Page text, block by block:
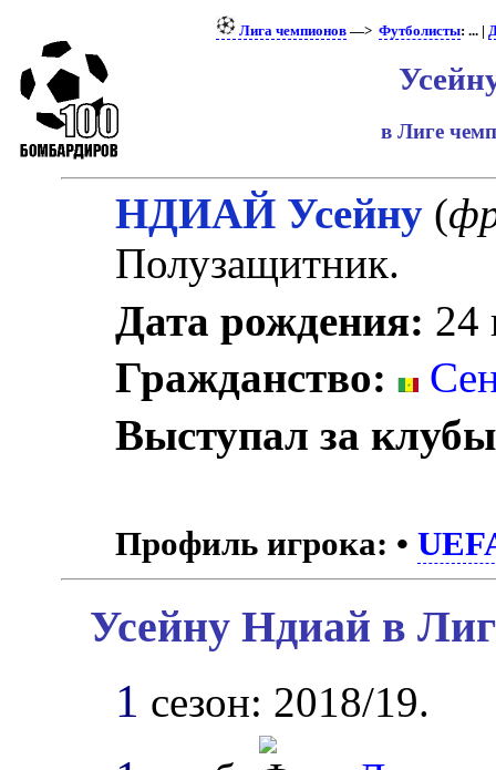
Лига чемпионов—> Футболисты: ... |
в Лиге
НДИАЙ Усейну (
Полузащитник.
Дата рождения: 24
Гражданство:
Выступал за
Профиль игрока: •
Усейну Ндиай в
1 сезон: 2018/19.